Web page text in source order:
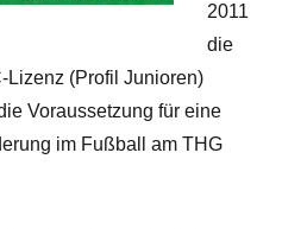
2011
die
Lizenz (Profil Junioren)
Voraussetzung für eine
im Fußball am THG